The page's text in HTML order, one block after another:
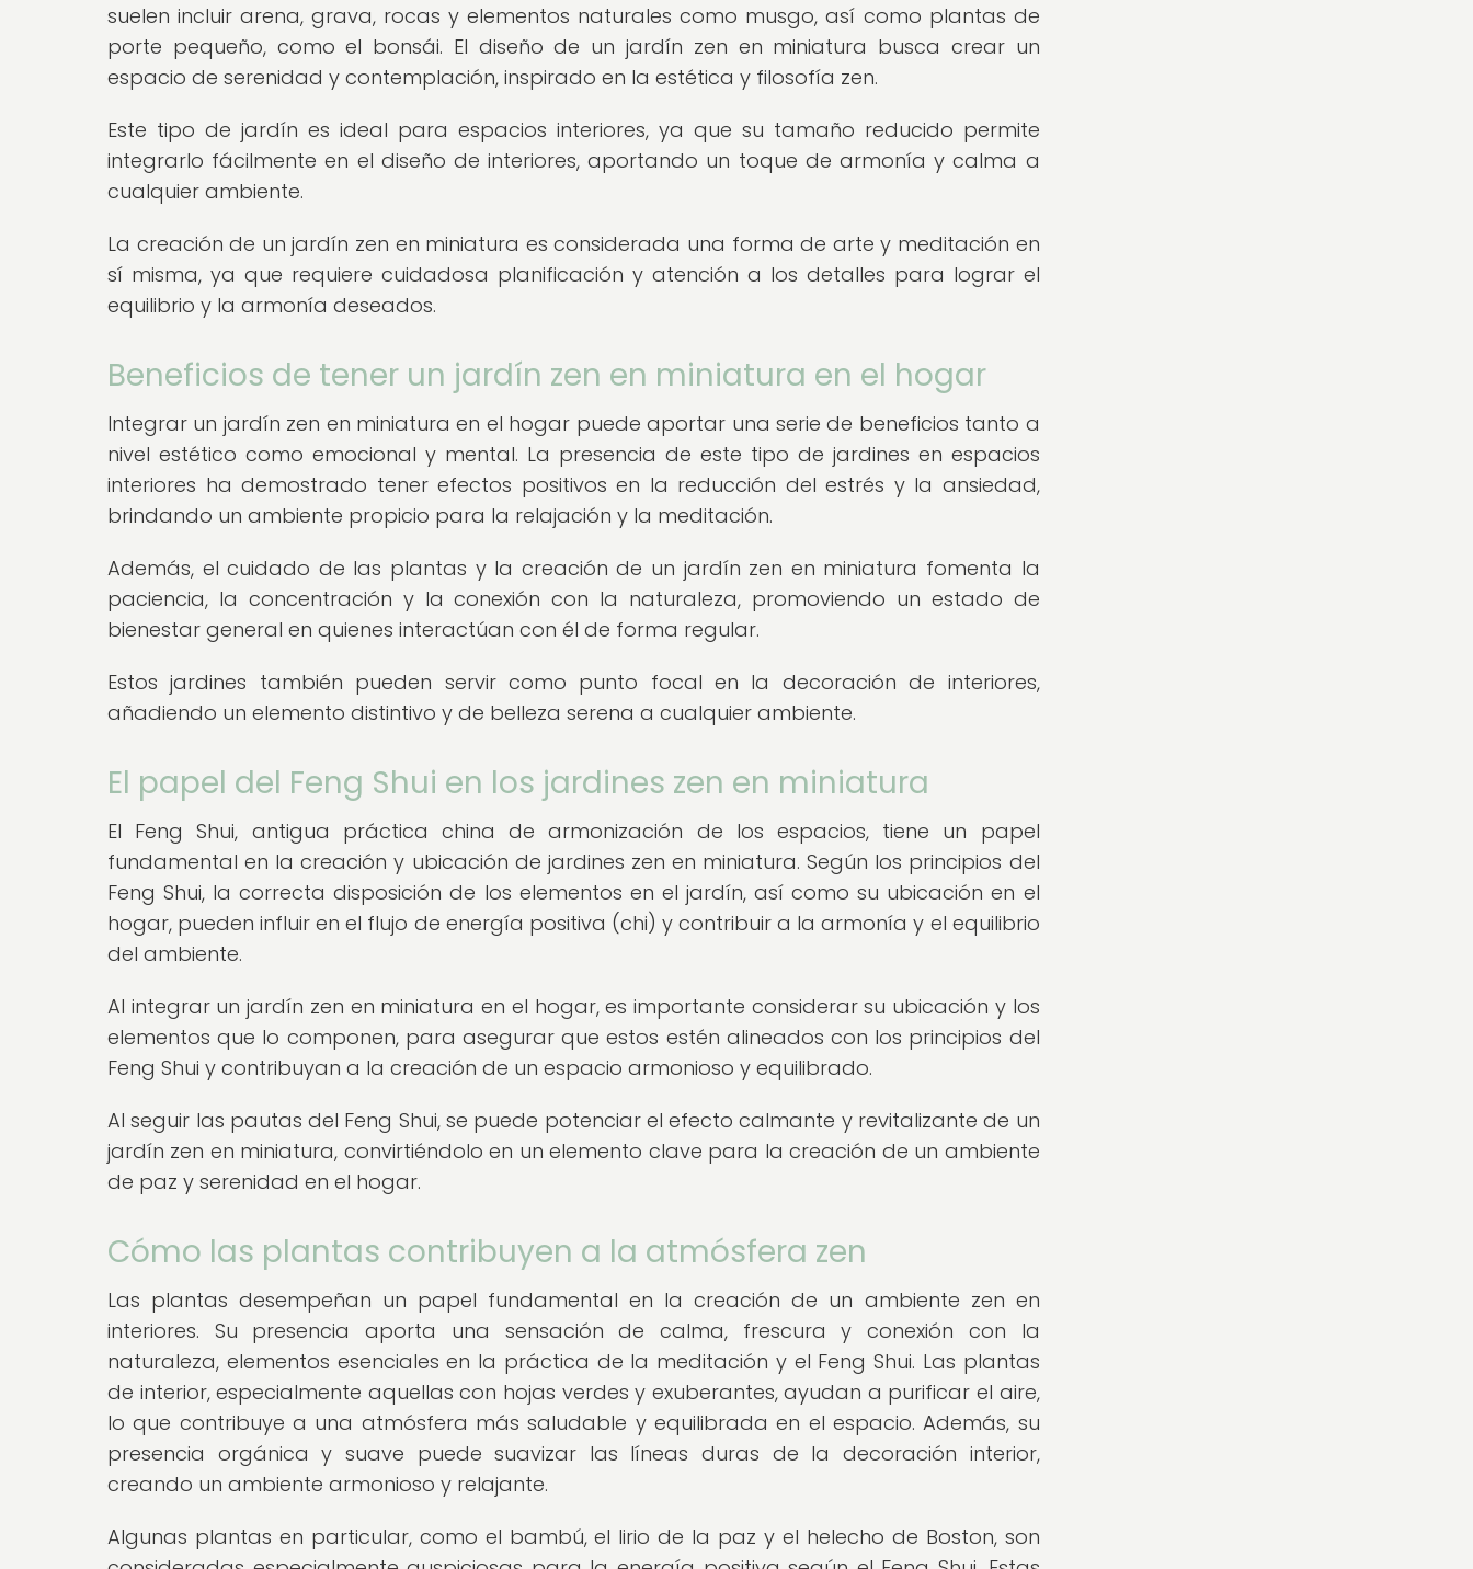
suelen incluir arena, grava, rocas y elementos naturales como musgo, así como plantas de
porte pequeño, como el bonsái. El diseño de un jardín zen en miniatura busca crear un
espacio de serenidad y contemplación, inspirado en la estética y filosofía zen.
Este tipo de jardín es ideal para espacios interiores, ya que su tamaño reducido permite
integrarlo fácilmente en el diseño de interiores, aportando un toque de armonía y calma a
cualquier ambiente.
La creación de un jardín zen en miniatura es considerada una forma de arte y meditación en
sí misma, ya que requiere cuidadosa planificación y atención a los detalles para lograr el
equilibrio y la armonía deseados.
Beneficios de tener un jardín zen en miniatura en el hogar
Integrar un jardín zen en miniatura en el hogar puede aportar una serie de beneficios tanto a
nivel estético como emocional y mental. La presencia de este tipo de jardines en espacios
interiores ha demostrado tener efectos positivos en la reducción del estrés y la ansiedad,
brindando un ambiente propicio para la relajación y la meditación.
Además, el cuidado de las plantas y la creación de un jardín zen en miniatura fomenta la
paciencia, la concentración y la conexión con la naturaleza, promoviendo un estado de
bienestar general en quienes interactúan con él de forma regular.
Estos jardines también pueden servir como punto focal en la decoración de interiores,
añadiendo un elemento distintivo y de belleza serena a cualquier ambiente.
El papel del Feng Shui en los jardines zen en miniatura
El Feng Shui, antigua práctica china de armonización de los espacios, tiene un papel
fundamental en la creación y ubicación de jardines zen en miniatura. Según los principios del
Feng Shui, la correcta disposición de los elementos en el jardín, así como su ubicación en el
hogar, pueden influir en el flujo de energía positiva (chi) y contribuir a la armonía y el equilibrio
del ambiente.
Al integrar un jardín zen en miniatura en el hogar, es importante considerar su ubicación y los
elementos que lo componen, para asegurar que estos estén alineados con los principios del
Feng Shui y contribuyan a la creación de un espacio armonioso y equilibrado.
Al seguir las pautas del Feng Shui, se puede potenciar el efecto calmante y revitalizante de un
jardín zen en miniatura, convirtiéndolo en un elemento clave para la creación de un ambiente
de paz y serenidad en el hogar.
Cómo las plantas contribuyen a la atmósfera zen
Las plantas desempeñan un papel fundamental en la creación de un ambiente zen en
interiores. Su presencia aporta una sensación de calma, frescura y conexión con la
naturaleza, elementos esenciales en la práctica de la meditación y el Feng Shui. Las plantas
de interior, especialmente aquellas con hojas verdes y exuberantes, ayudan a purificar el aire,
lo que contribuye a una atmósfera más saludable y equilibrada en el espacio. Además, su
presencia orgánica y suave puede suavizar las líneas duras de la decoración interior,
creando un ambiente armonioso y relajante.
Algunas plantas en particular, como el bambú, el lirio de la paz y el helecho de Boston, son